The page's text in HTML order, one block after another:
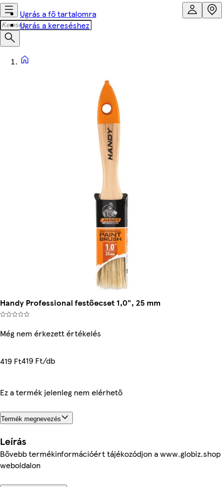
Ugrás a fő tartalomra
Ugrás a kereséshez
Handy Professional festőecset 1,0", 25 mm
Még nem érkezett értékelés
419 Ft419 Ft/db
Ez a termék jelenleg nem elérhető
Termék megnevezés
Leírás
Bővebb termékinformációért tájékozódjon a www.globiz.shop
weboldalon